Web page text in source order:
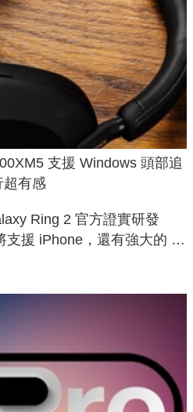
支援 Windows 頭部追
超有感
Ring 2 官方證實研發
支援 iPhone，還有強大的 AI
連動功能